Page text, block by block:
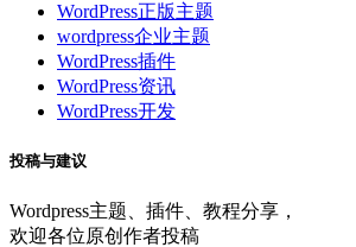
WordPress正版主题
wordpress企业主题
WordPress插件
WordPress资讯
WordPress开发
投稿与建议
Wordpress主题、插件、教程分享，
欢迎各位原创作者投稿